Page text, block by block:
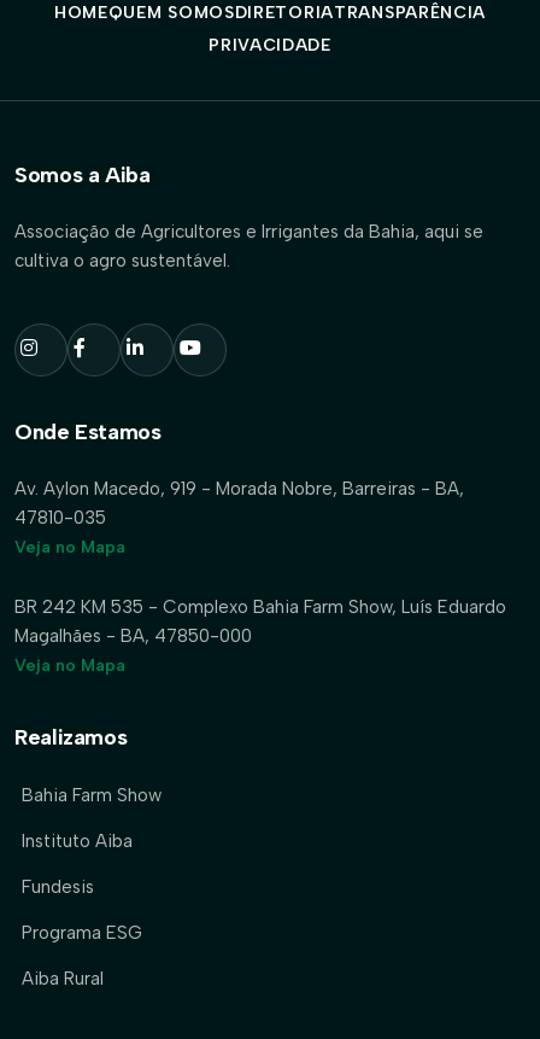
HOMEQUEM SOMOSDIRETORIATRANSPARÊNCIA
PRIVACIDADE
Somos a Aiba
Associação de Agricultores e Irrigantes da Bahia, aqui se
cultiva o agro sustentável.
Onde Estamos
Av. Aylon Macedo, 919 - Morada Nobre, Barreiras - BA,
47810-035
Veja no Mapa
BR 242 KM 535 - Complexo Bahia Farm Show, Luís Eduardo
Magalhães - BA, 47850-000
Veja no Mapa
Realizamos
Bahia Farm Show
Instituto Aiba
Fundesis
Programa ESG
Aiba Rural